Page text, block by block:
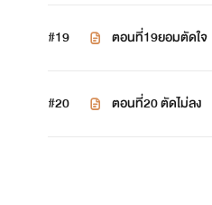
#19 ตอนที่19ยอมตัดใจ
#20 ตอนที่20 ตัดไม่ลง